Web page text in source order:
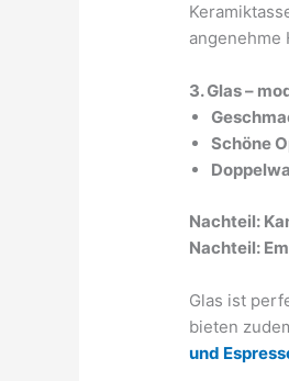
angenehme
3. Glas –
Schöne
Nachteil:
Nachteil:
Glas ist
bieten
und